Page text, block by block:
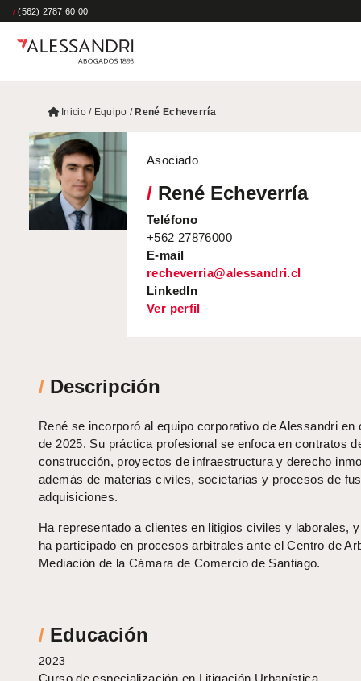
/ (562) 2787 60 00
Inicio/ Equipo / René Echeverría
Asociado
/ René Echeverría
Teléfono
+562 27876000
E-mail
recheverria@alessandri.cl
LinkedIn
Ver perfil
/ Descripción
René se incorporó al equipo corporativo de Alessandri en
de 2025. Su práctica profesional se enfoca en contratos
construcción, proyectos de infraestructura y derecho
además de materias civiles, societarias y procesos de
adquisiciones.
Ha representado a clientes en litigios civiles y laborales,
ha participado en procesos arbitrales ante el Centro de
Mediación de la Cámara de Comercio de Santiago.
/ Educación
2023